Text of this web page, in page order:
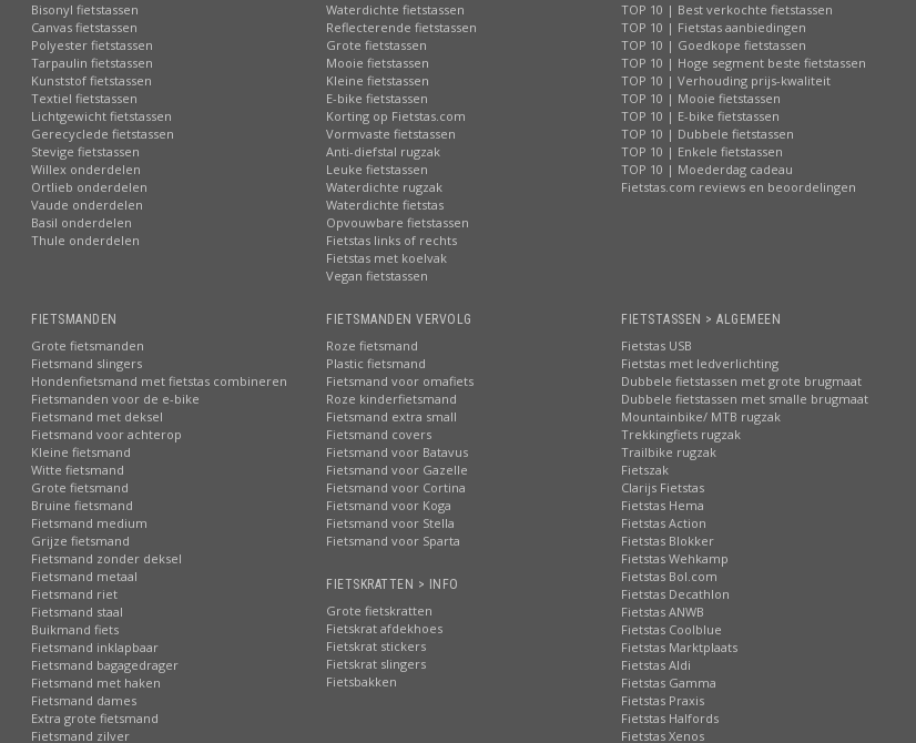
Bisonyl fietstassen
Canvas fietstassen
Polyester fietstassen
Tarpaulin fietstassen
Kunststof fietstassen
Textiel fietstassen
Lichtgewicht fietstassen
Gerecyclede fietstassen
Stevige fietstassen
Willex onderdelen
Ortlieb onderdelen
Vaude onderdelen
Basil onderdelen
Thule onderdelen
Waterdichte fietstassen
Reflecterende fietstassen
Grote fietstassen
Mooie fietstassen
Kleine fietstassen
E-bike fietstassen
Korting op Fietstas.com
Vormvaste fietstassen
Anti-diefstal rugzak
Leuke fietstassen
Waterdichte rugzak
Waterdichte fietstas
Opvouwbare fietstassen
Fietstas links of rechts
Fietstas met koelvak
Vegan fietstassen
TOP 10 | Best verkochte fietstassen
TOP 10 | Fietstas aanbiedingen
TOP 10 | Goedkope fietstassen
TOP 10 | Hoge segment beste fietstassen
TOP 10 | Verhouding prijs-kwaliteit
TOP 10 | Mooie fietstassen
TOP 10 | E-bike fietstassen
TOP 10 | Dubbele fietstassen
TOP 10 | Enkele fietstassen
TOP 10 | Moederdag cadeau
Fietstas.com reviews en beoordelingen
FIETSMANDEN
Grote fietsmanden
Fietsmand slingers
Hondenfietsmand met fietstas combineren
Fietsmanden voor de e-bike
Fietsmand met deksel
Fietsmand voor achterop
Kleine fietsmand
Witte fietsmand
Grote fietsmand
Bruine fietsmand
Fietsmand medium
Grijze fietsmand
Fietsmand zonder deksel
Fietsmand metaal
Fietsmand riet
Fietsmand staal
Buikmand fiets
Fietsmand inklapbaar
Fietsmand bagagedrager
Fietsmand met haken
Fietsmand dames
Extra grote fietsmand
Fietsmand zilver
FIETSMANDEN VERVOLG
Roze fietsmand
Plastic fietsmand
Fietsmand voor omafiets
Roze kinderfietsmand
Fietsmand extra small
Fietsmand covers
Fietsmand voor Batavus
Fietsmand voor Gazelle
Fietsmand voor Cortina
Fietsmand voor Koga
Fietsmand voor Stella
Fietsmand voor Sparta
FIETSKRATTEN > INFO
Grote fietskratten
Fietskrat afdekhoes
Fietskrat stickers
Fietskrat slingers
Fietsbakken
FIETSTASSEN > ALGEMEEN
Fietstas USB
Fietstas met ledverlichting
Dubbele fietstassen met grote brugmaat
Dubbele fietstassen met smalle brugmaat
Mountainbike/ MTB rugzak
Trekkingfiets rugzak
Trailbike rugzak
Fietszak
Clarijs Fietstas
Fietstas Hema
Fietstas Action
Fietstas Blokker
Fietstas Wehkamp
Fietstas Bol.com
Fietstas Decathlon
Fietstas ANWB
Fietstas Coolblue
Fietstas Marktplaats
Fietstas Aldi
Fietstas Gamma
Fietstas Praxis
Fietstas Halfords
Fietstas Xenos